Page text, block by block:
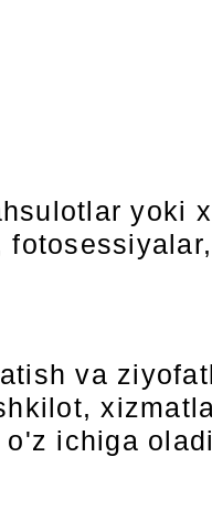
yoki
va
ichiga